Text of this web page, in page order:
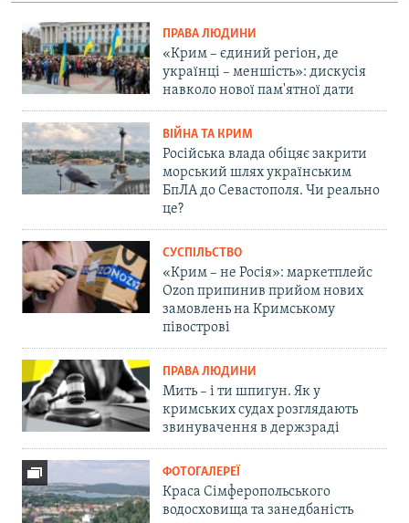
ПРАВА ЛЮДИНИ
«Крим – єдиний регіон, де
українці – меншість»: дискусія
навколо нової пам'ятної дати
ВІЙНА ТА КРИМ
Російська влада обіцяє закрити
морський шлях українським
БпЛА до Севастополя. Чи реально
це?
СУСПІЛЬСТВО
«Крим – не Росія»: маркетплейс
Ozon припинив прийом нових
замовлень на Кримському
півострові
ПРАВА ЛЮДИНИ
Мить – і ти шпигун. Як у
кримських судах розглядають
звинувачення в держзраді
ФОТОГАЛЕРЕЇ
Краса Сімферопольського
водосховища та занедбаність